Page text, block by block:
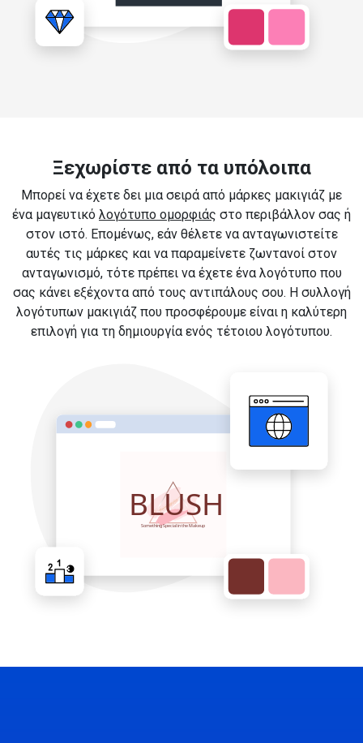
Ξεχωρίστε από τα υπόλοιπα
Μπορεί να έχετε δει μια σειρά από μάρκες μακιγιάζ με
ένα μαγευτικό λογότυπο ομορφιάς στο περιβάλλον σας ή
στον ιστό. Επομένως, εάν θέλετε να ανταγωνιστείτε
αυτές τις μάρκες και να παραμείνετε ζωντανοί στον
ανταγωνισμό, τότε πρέπει να έχετε ένα λογότυπο που
σας κάνει εξέχοντα από τους αντιπάλους σου. Η συλλογή
λογότυπων μακιγιάζ που προσφέρουμε είναι η καλύτερη
επιλογή για τη δημιουργία ενός τέτοιου λογότυπου.